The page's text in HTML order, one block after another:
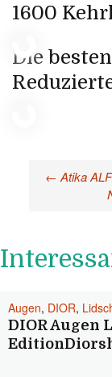
1600
Die
← Atika
Augen, DIOR,
DIOR Augen